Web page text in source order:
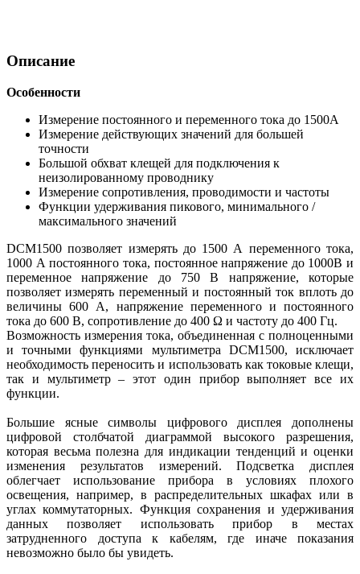
Описание
Особенности
Измерение постоянного и переменного тока до 1500A
Измерение действующих значений для большей
точности
Большой обхват клещей для подключения к
неизолированному проводнику
Измерение сопротивления, проводимости и частоты
Функции удерживания пикового, минимального /
максимального значений
DCM1500 позволяет измерять до 1500 А переменного тока,
1000 А постоянного тока, постоянное напряжение до 1000В и
переменное напряжение до 750 В напряжение, которые
позволяет измерять переменный и постоянный ток вплоть до
величины 600 А, напряжение переменного и постоянного
тока до 600 В, сопротивление до 400 Ω и частоту до 400 Гц.
Возможность измерения тока, объединенная с полноценными
и точными функциями мультиметра DCM1500, исключает
необходимость переносить и использовать как токовые клещи,
так и мультиметр – этот один прибор выполняет все их
функции.
Большие ясные символы цифрового дисплея дополнены
цифровой столбчатой диаграммой высокого разрешения,
которая весьма полезна для индикации тенденций и оценки
изменения результатов измерений. Подсветка дисплея
облегчает использование прибора в условиях плохого
освещения, например, в распределительных шкафах или в
углах коммутаторных. Функция сохранения и удерживания
данных позволяет использовать прибор в местах
затрудненного доступа к кабелям, где иначе показания
невозможно было бы увидеть.